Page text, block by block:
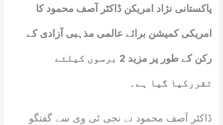
پاکستانی نژاد امریکن ڈاکٹر آصف محمود کا
امریکی کمیشن برائے عالمی مذہبی آزادی کے
رکن کے طور پر مزید 2 برسوں کیلئے
تقررکیا گیا ہے۔
ڈاکٹر آصف محمود نے نجی ٹی وی سے گفتگو